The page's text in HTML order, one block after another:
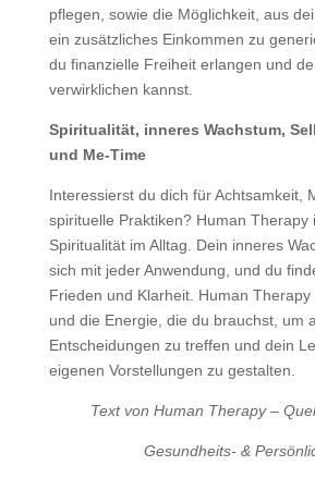
pflegen, sowie die Möglichkeit, aus
ein zusätzliches Einkommen zu
du finanzielle Freiheit erlangen und
verwirklichen kannst.
Spiritualität, inneres Wachstum,
und Me-Time
Interessierst du dich für Achtsamkeit,
spirituelle Praktiken? Human Therapy
Spiritualität im Alltag. Dein inneres
sich mit jeder Anwendung, und du
Frieden und Klarheit. Human
und die Energie, die du brauchst, um
Entscheidungen zu treffen und dein
eigenen Vorstellungen zu gestalten.
Text von Human Therapy –
Gesundheits- &